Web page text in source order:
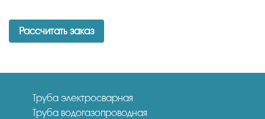
Рассчитать заказ
Труба электросварная
Труба водогазопроводная